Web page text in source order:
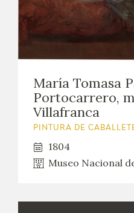
FRANCISCO DE GOYA
BIOGRAFÍA
CRONOLOGÍA
CATÁLOGO
María Tomasa
Portocarrero,
Villafranca
PINTURA DE
1804
Museo Nacional